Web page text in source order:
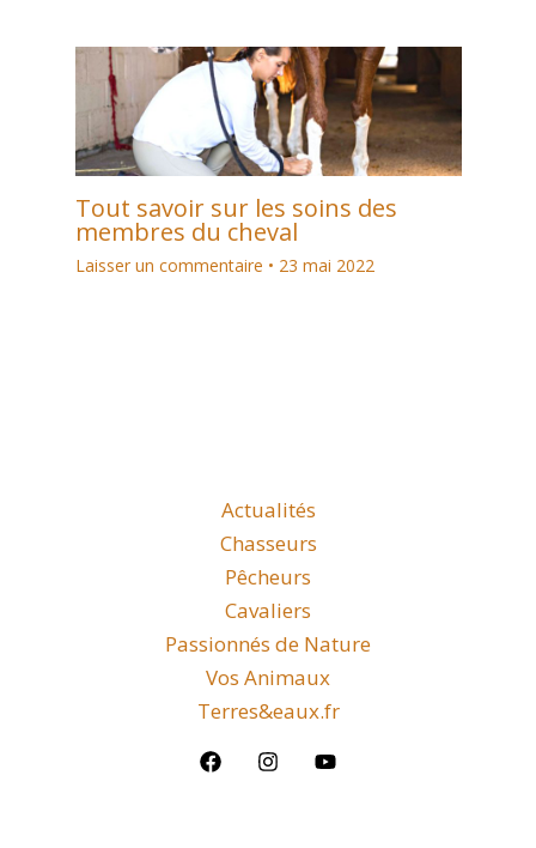
Tout savoir sur les soins des
membres du cheval
Laisser un commentaire • 23 mai 2022
Actualités
Chasseurs
Pêcheurs
Cavaliers
Passionnés de Nature
Vos Animaux
Terres&eaux.fr